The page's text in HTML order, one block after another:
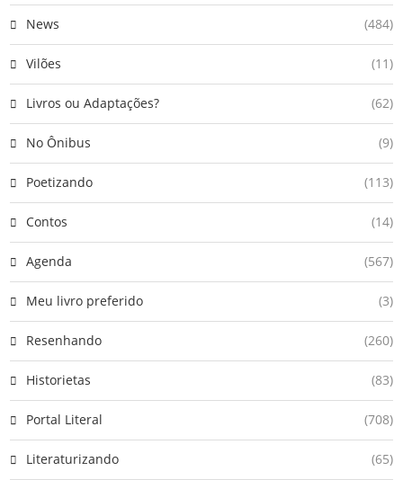
News (484)
Vilões (11)
Livros ou Adaptações? (62)
No Ônibus (9)
Poetizando (113)
Contos (14)
Agenda (567)
Meu livro preferido (3)
Resenhando (260)
Historietas (83)
Portal Literal (708)
Literaturizando (65)